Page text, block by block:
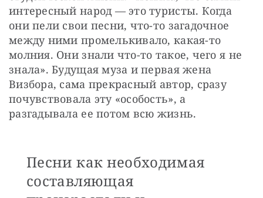
интересный народ — это туристы. Когда
они пели свои песни, что-то загадочное
между ними промелькивало, какая-то
молния. Они знали что-то такое, чего я не
знала». Будущая муза и первая жена
Визбора, сама прекрасный автор, сразу
почувствовала эту «особость», а
разгадывала ее потом всю жизнь.
Песни как необходимая
составляющая